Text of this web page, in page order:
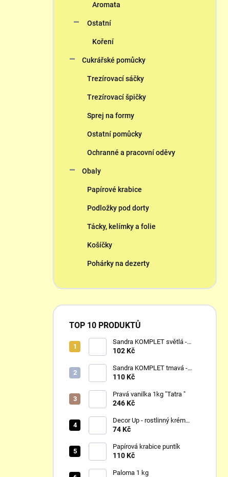
Aromata
Ostatní
Koření
Cukrářské pomůcky
Trezírovací sáčky
Trezírovací špičky
Sprej na formy
Ostatní pomůcky
Ochranné a pracovní oděvy
Obaly
Papírové krabice
Podložky pod dorty
Tácky, kelímky a folie
Košíčky
Pohárky na dezerty
TOP 10 PRODUKTŮ
Sandra KOMPLET světlá -
dortové korpusy 1 kg
102 Kč
Sandra KOMPLET tmavá -
dortové korpusy 1 kg
110 Kč
Pravá vanilka 1kg "Tatra "
246 Kč
Decor Up - rostlinný krém
slazený 1 L
74 Kč
Papírová krabice puntík
110 Kč
Paloma 1 kg